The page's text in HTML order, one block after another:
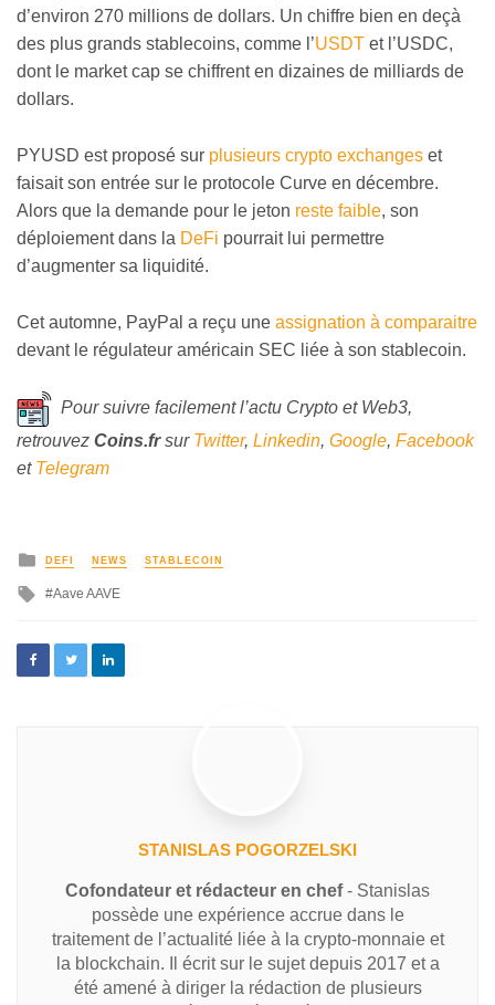
d’environ 270 millions de dollars. Un chiffre bien en deçà
des plus grands stablecoins, comme l’USDT et l’USDC,
dont le market cap se chiffrent en dizaines de milliards de
dollars.
PYUSD est proposé sur plusieurs crypto exchanges et
faisait son entrée sur le protocole Curve en décembre.
Alors que la demande pour le jeton reste faible, son
déploiement dans la DeFi pourrait lui permettre
d’augmenter sa liquidité.
Cet automne, PayPal a reçu une assignation à comparaitre
devant le régulateur américain SEC liée à son stablecoin.
Pour suivre facilement l’actu Crypto et Web3,
retrouvez Coins.frsur Twitter, Linkedin, Google, Facebook
et Telegram
DEFI NEWS STABLECOIN
Aave AAVE
STANISLAS POGORZELSKI
Cofondateur et rédacteur en chef- Stanislas
possède une expérience accrue dans le
traitement de l’actualité liée à la crypto-monnaie et
la blockchain. Il écrit sur le sujet depuis 2017 et a
été amené à diriger la rédaction de plusieurs